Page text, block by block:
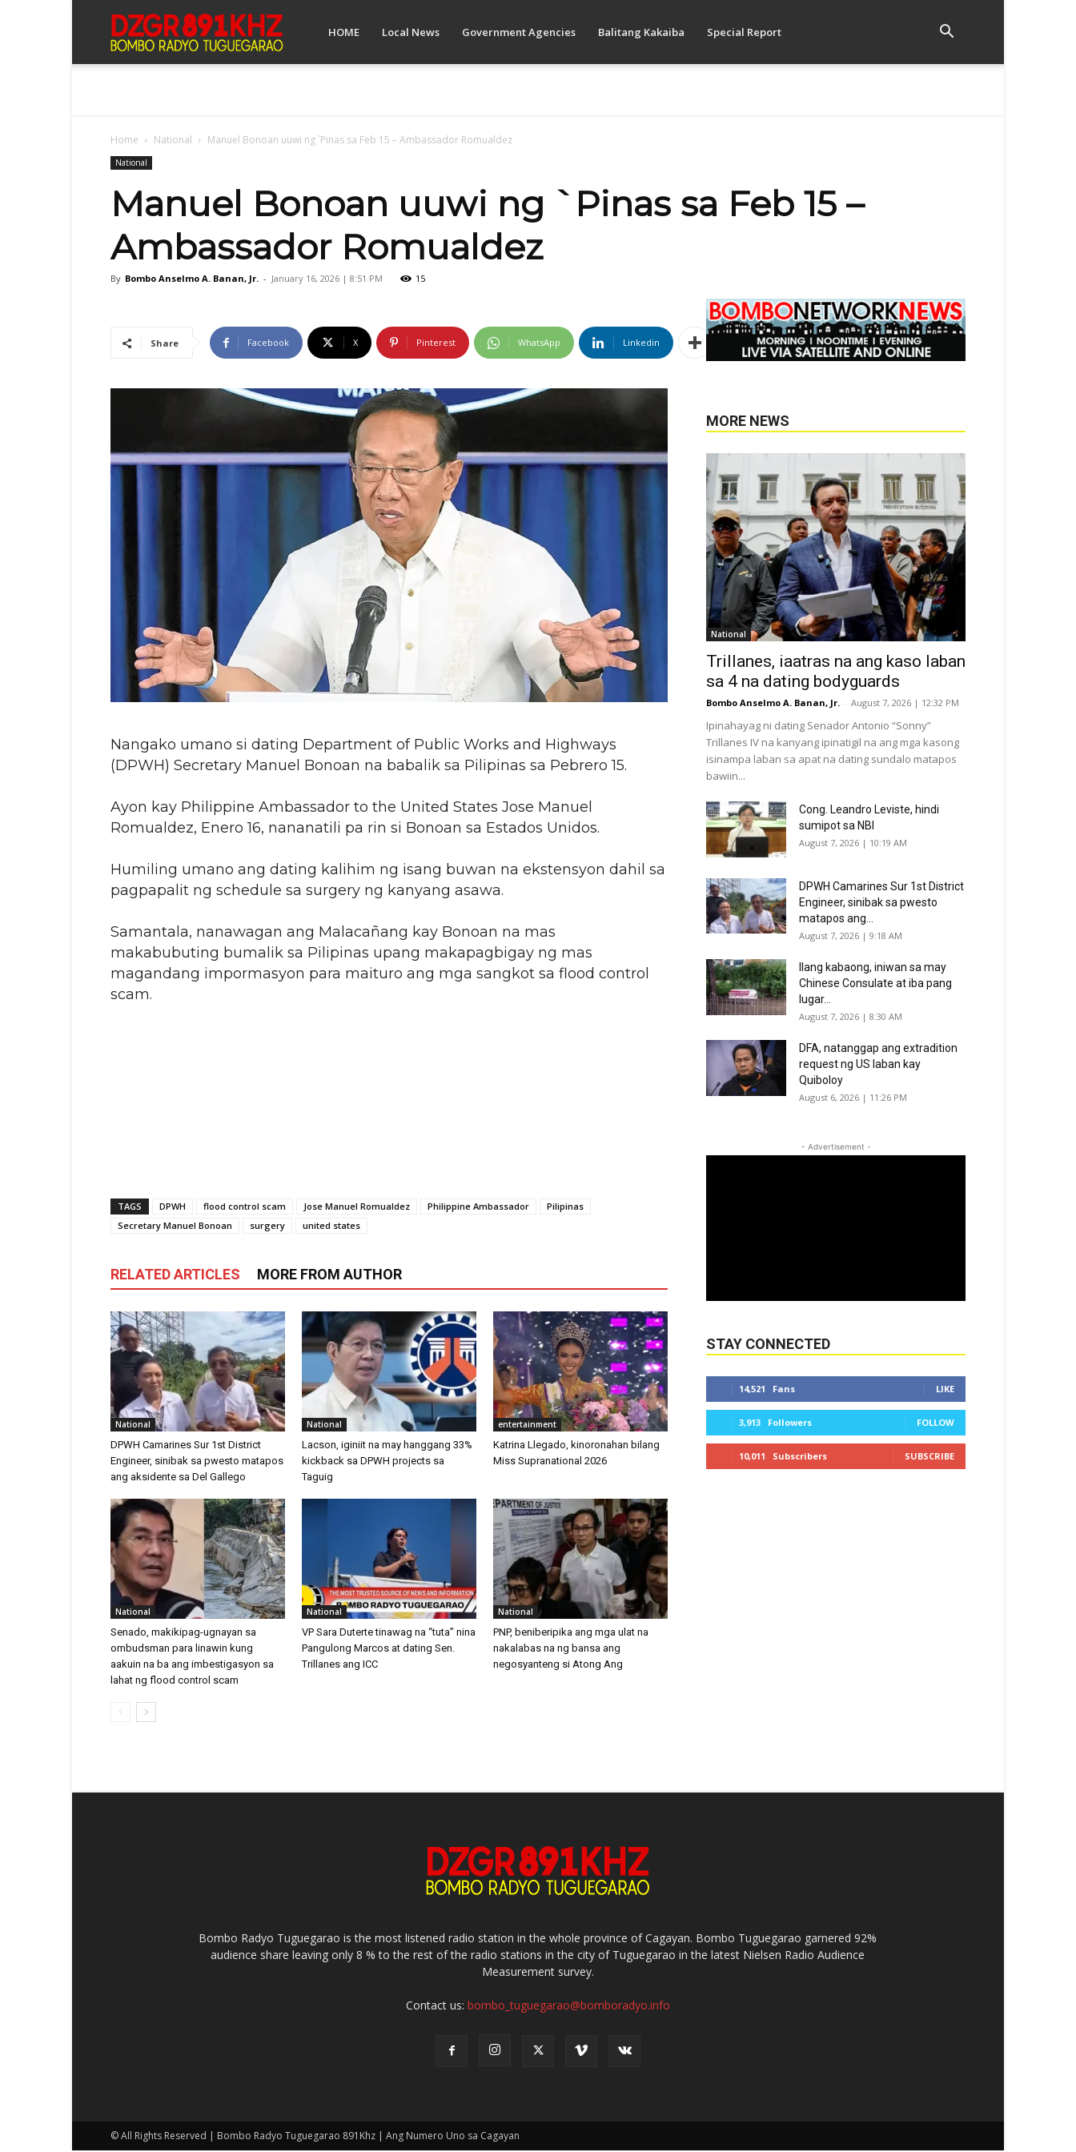
Bombo HOME Local News Government Agencies Balitang Kakaiba Special Report
Home National Manuel Bonoan uuwi ng `Pinas sa Feb 15 – Ambassador Romualdez
National
Manuel Bonoan uuwi ng `Pinas sa Feb 15 –
Ambassador Romualdez
By Bombo Anselmo A. Banan, Jr. - January 16, 2026 | 8:51 PM 15
Share Facebook X Pinterest WhatsApp Linkedin
Nangako umano si dating Department of Public Works and Highways
(DPWH) Secretary Manuel Bonoan na babalik sa Pilipinas sa Pebrero 15.
Ayon kay Philippine Ambassador to the United States Jose Manuel
Romualdez, Enero 16, nananatili pa rin si Bonoan sa Estados Unidos.
Humiling umano ang dating kalihim ng isang buwan na ekstensyon dahil sa
pagpapalit ng schedule sa surgery ng kanyang asawa.
Samantala, nanawagan ang Malacañang kay Bonoan na mas
makabubuting bumalik sa Pilipinas upang makapagbigay ng mas
magandang impormasyon para maituro ang mga sangkot sa flood control
scam.
TAGS DPWH flood control scam Jose Manuel Romualdez Philippine Ambassador
Pilipinas
Secretary Manuel Bonoan
surgery united states
RELATED ARTICLES MORE FROM AUTHOR
National
DPWH Camarines Sur 1st District
Engineer, sinibak sa pwesto matapos
ang aksidente sa Del Gallego
National
Lacson, iginiit na may hanggang 33%
kickback sa DPWH projects sa
Taguig
entertainment
Katrina Llegado, kinoronahan bilang
Miss Supranational 2026
National
Senado, makikipag-ugnayan sa
ombudsman para linawin kung
aakuin na ba ang imbestigasyon sa
lahat ng flood control scam
National
VP Sara Duterte tinawag na “tuta” nina
Pangulong Marcos at dating Sen.
Trillanes ang ICC
National
PNP, beniberipika ang mga ulat na
nakalabas na ng bansa ang
negosyanteng si Atong Ang
MORE NEWS
National
Trillanes, iaatras na ang kaso laban
sa 4 na dating bodyguards
Bombo Anselmo A. Banan, Jr. - August 7, 2026 | 12:32 PM
Ipinahayag ni dating Senador Antonio “Sonny”
Trillanes IV na kanyang ipinatigil na ang mga kasong
isinampa laban sa apat na dating sundalo matapos
bawiin...
Cong. Leandro Leviste, hindi
sumipot sa NBI
August 7, 2026 | 10:19 AM
DPWH Camarines Sur 1st District
Engineer, sinibak sa pwesto
matapos ang...
August 7, 2026 | 9:18 AM
Ilang kabaong, iniwan sa may
Chinese Consulate at iba pang
lugar...
August 7, 2026 | 8:30 AM
DFA, natanggap ang extradition
request ng US laban kay
Quiboloy
August 6, 2026 | 11:26 PM
- Advertisement -
STAY CONNECTED
14,521 Fans LIKE
3,913 Followers FOLLOW
10,011 Subscribers SUBSCRIBE
Bombo Radyo Tuguegarao is the most listened radio station in the whole province of Cagayan. Bombo Tuguegarao garnered 92%
audience share leaving only 8 % to the rest of the radio stations in the city of Tuguegarao in the latest Nielsen Radio Audience
Measurement survey.
Contact us: bombo_tuguegarao@bomboradyo.info
© All Rights Reserved | Bombo Radyo Tuguegarao 891Khz | Ang Numero Uno sa Cagayan